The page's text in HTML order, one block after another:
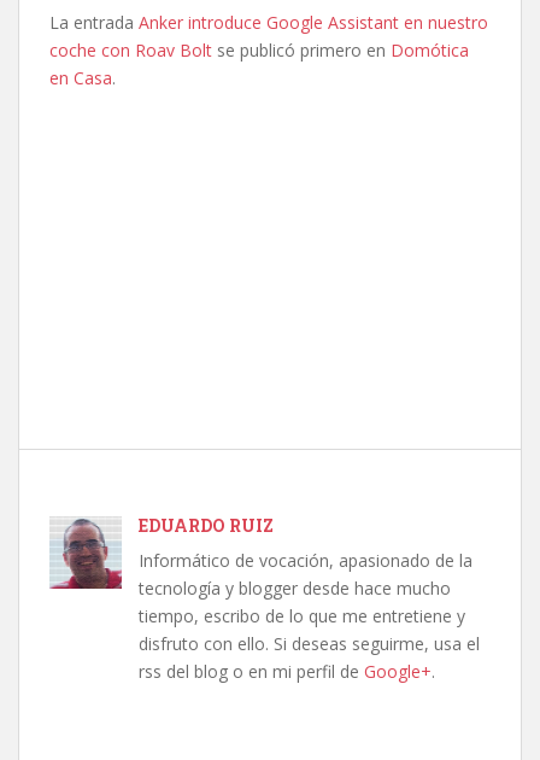
La entrada Anker introduce Google Assistant en nuestro
coche con Roav Bolt se publicó primero en Domótica
en Casa.
EDUARDO RUIZ
Informático de vocación, apasionado de la
tecnología y blogger desde hace mucho
tiempo, escribo de lo que me entretiene y
disfruto con ello. Si deseas seguirme, usa el
rss del blog o en mi perfil de Google+.